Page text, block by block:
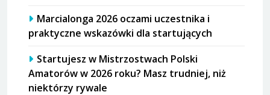
Marcialonga 2026 oczami uczestnika i
praktyczne wskazówki dla startujących
Startujesz w Mistrzostwach Polski
Amatorów w 2026 roku? Masz trudniej, niż
niektórzy rywale